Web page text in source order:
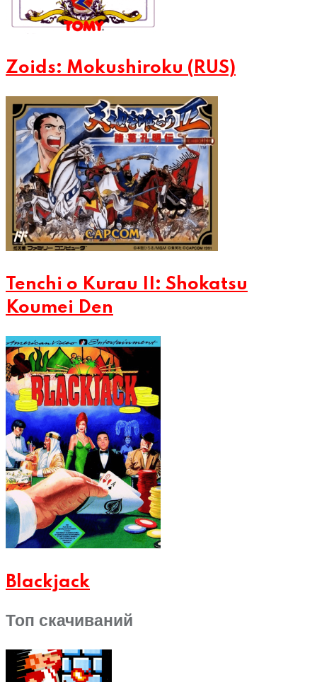
Zoids: Mokushiroku (RUS)
Tenchi o Kurau II: Shokatsu
Koumei Den
Blackjack
Топ скачиваний